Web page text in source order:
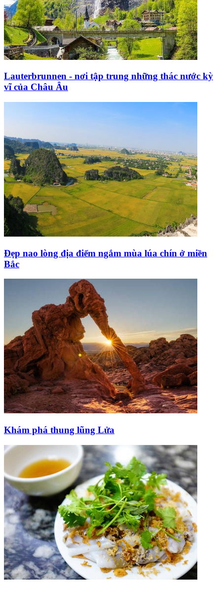
Lauterbrunnen - nơi tập trung những thác nước kỳ
vĩ của Châu Âu
Đẹp nao lòng địa điểm ngắm mùa lúa chín ở miền
Bắc
Khám phá thung lũng Lửa